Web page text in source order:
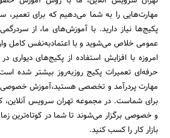
مهارت‌هایی را به شما می‌دهیم که برای
پکیج‌ها نیاز دارید. با آموزش‌های ما، از
عمومی خلاص می‌شوید و با اعتمادبه‌نفس کامل
امروزه با افزایش استفاده از پکیج‌های دیواری
حرفه‌ای تعمیرات پکیج روزبه‌روز بیشتر شده
مهارت پردرآمد و تخصصی هستید،آموزش خصوصی
برای شماست. در مجموعه تهران سرویس آنلاین،
و خصوصی برگزار می‌شوند تا شما در کوتاه‌ترین
بازار کار را کسب کنید.